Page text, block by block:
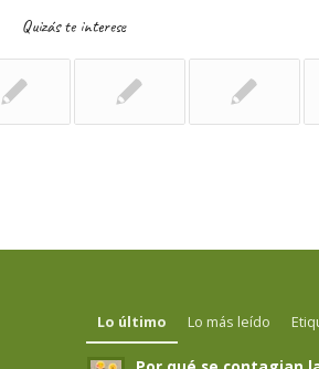
Quizás te interese
Lo último Lo más leído